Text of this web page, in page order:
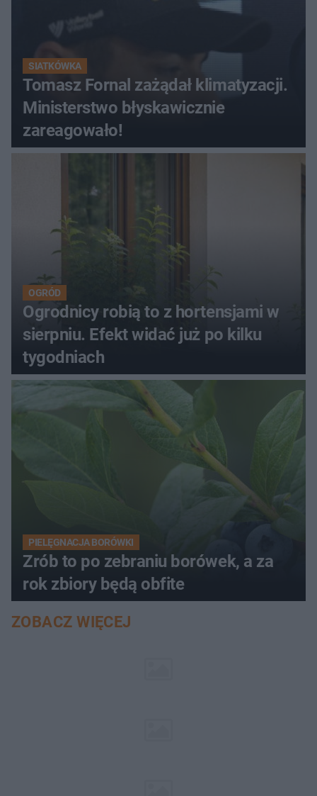
SIATKÓWKA
Tomasz Fornal zażądał klimatyzacji.
Ministerstwo błyskawicznie
zareagowało!
OGRÓD
Ogrodnicy robią to z hortensjami w
sierpniu. Efekt widać już po kilku
tygodniach
PIELĘGNACJA BORÓWKI
Zrób to po zebraniu borówek, a za
rok zbiory będą obfite
ZOBACZ WIĘCEJ